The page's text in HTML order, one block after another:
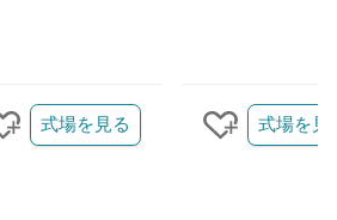
クリップする
式場を見る
クリップす
式場を見